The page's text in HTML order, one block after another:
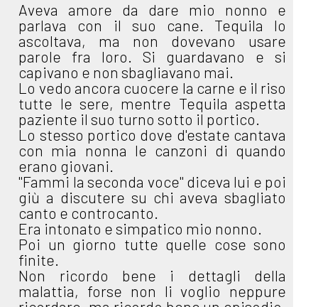
Aveva amore da dare mio nonno e
parlava con il suo cane. Tequila lo
ascoltava, ma non dovevano usare
parole fra loro. Si guardavano e si
capivano e non sbagliavano mai.
Lo vedo ancora cuocere la carne e il riso
tutte le sere, mentre Tequila aspetta
paziente il suo turno sotto il portico.
Lo stesso portico dove d'estate cantava
con mia nonna le canzoni di quando
erano giovani.
"Fammi la seconda voce" diceva lui e poi
giù a discutere su chi aveva sbagliato
canto e controcanto.
Era intonato e simpatico mio nonno.
Poi un giorno tutte quelle cose sono
finite.
Non ricordo bene i dettagli della
malattia, forse non li voglio neppure